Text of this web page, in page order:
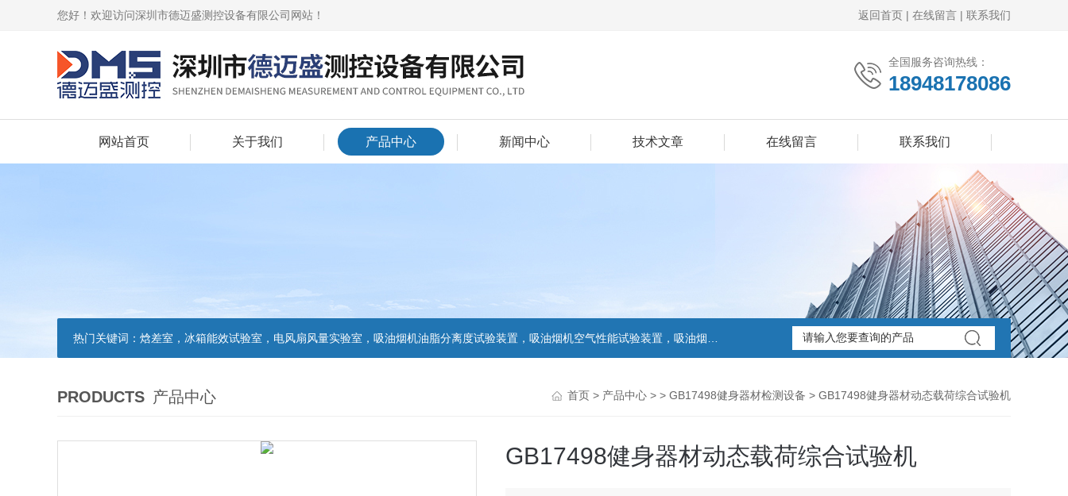
您好！欢迎访问深圳市德迈盛测控设备有限公司网站！ 返回首页 | 在线留言 | 联系我们
全国服务咨询热线：
18948178086
网站首页 关于我们 产品中心 新闻中心 技术文章 在线留言 联系我们
热门关键词： 焓差室，冰箱能效试验室，电风扇风量实验室，吸油烟机油脂分离度试验装置，吸油烟机空气性能试验装置，吸油烟机气味降低度试验装置，电池挤压试验机，电池短路试验机,电池重物冲击试验机,电池自由跌落试验机,电池燃烧试验机,电池洗涤试验机,电池挤压试验机
PRODUCTS 产品中心 首页 > 产品中心 > > GB17498健身器材检测设备 > GB17498健身器材动态载荷综合试验机
GB17498健身器材动态载荷综合试验机